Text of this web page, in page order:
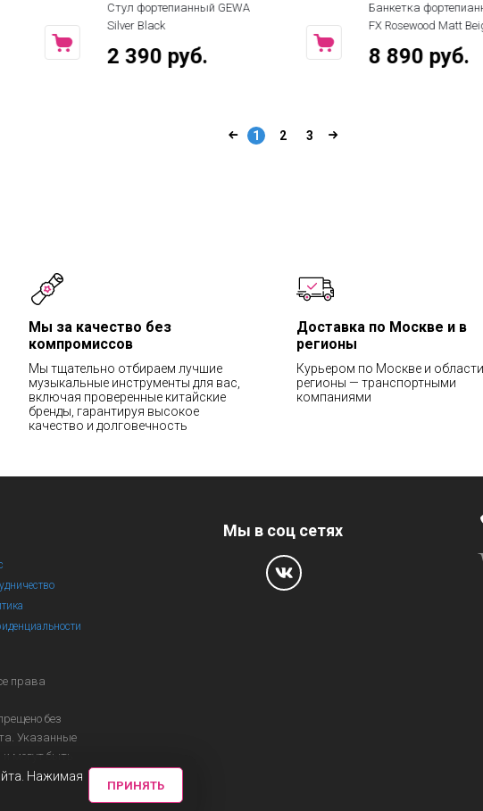
Стул фортепианный GEWA
Silver Black
2 390 руб.
Банкетка фортепианная GEWA
FX Rosewood Matt Beige Seat
8 890 руб.
1 2 3
Мы за качество без
компромиссов
Мы тщательно отбираем лучшие
музыкальные инструменты для вас,
включая проверенные китайские
бренды, гарантируя высокое
качество и долговечность
Доставка по Москве и в
регионы
Курьером по Москве и
регионы — транспортными
компаниями
Мы в соц сетях
права
без
Указанные
могут быть
Нажимая
ПРИНЯТЬ